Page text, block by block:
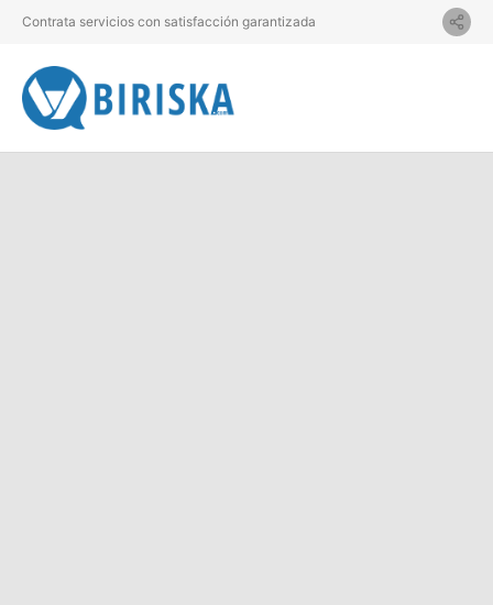
Contrata servicios con satisfacción garantizada